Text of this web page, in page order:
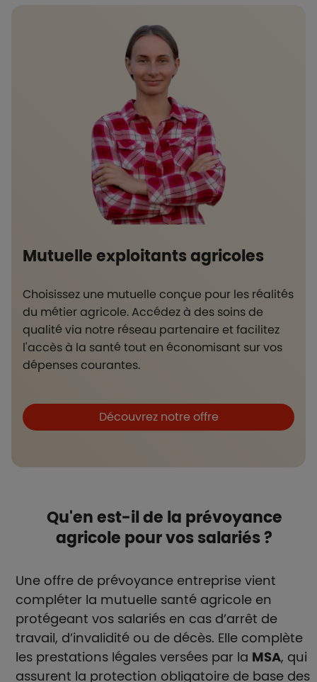
Mutuelle exploitants agricoles
Choisissez une mutuelle conçue pour les réalités
du métier agricole. Accédez à des soins de
qualité via notre réseau partenaire et facilitez
l'accès à la santé tout en économisant sur vos
dépenses courantes.
Boutons et liensDécouvrez notre offre
Qu'en est-il de la prévoyance
agricole pour vos salariés ?
Une offre de prévoyance entreprise vient
compléter la mutuelle santé agricole en
protégeant vos salariés en cas d’arrêt de
travail, d’invalidité ou de décès. Elle complète
les prestations légales versées par la MSA, qui
assurent la protection obligatoire de base des